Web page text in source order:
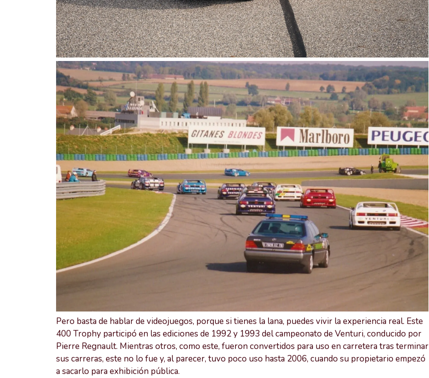
Pero basta de hablar de videojuegos, porque si tienes la lana, puedes vivir la experiencia real. Este
400 Trophy participó en las ediciones de 1992 y 1993 del campeonato de Venturi, conducido por
Pierre Regnault. Mientras otros, como este, fueron convertidos para uso en carretera tras terminar
sus carreras, este no lo fue y, al parecer, tuvo poco uso hasta 2006, cuando su propietario empezó
a sacarlo para exhibición pública.